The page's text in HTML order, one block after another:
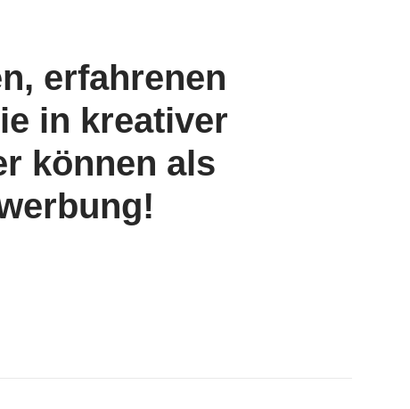
erfahrenen
in kreativer
können als